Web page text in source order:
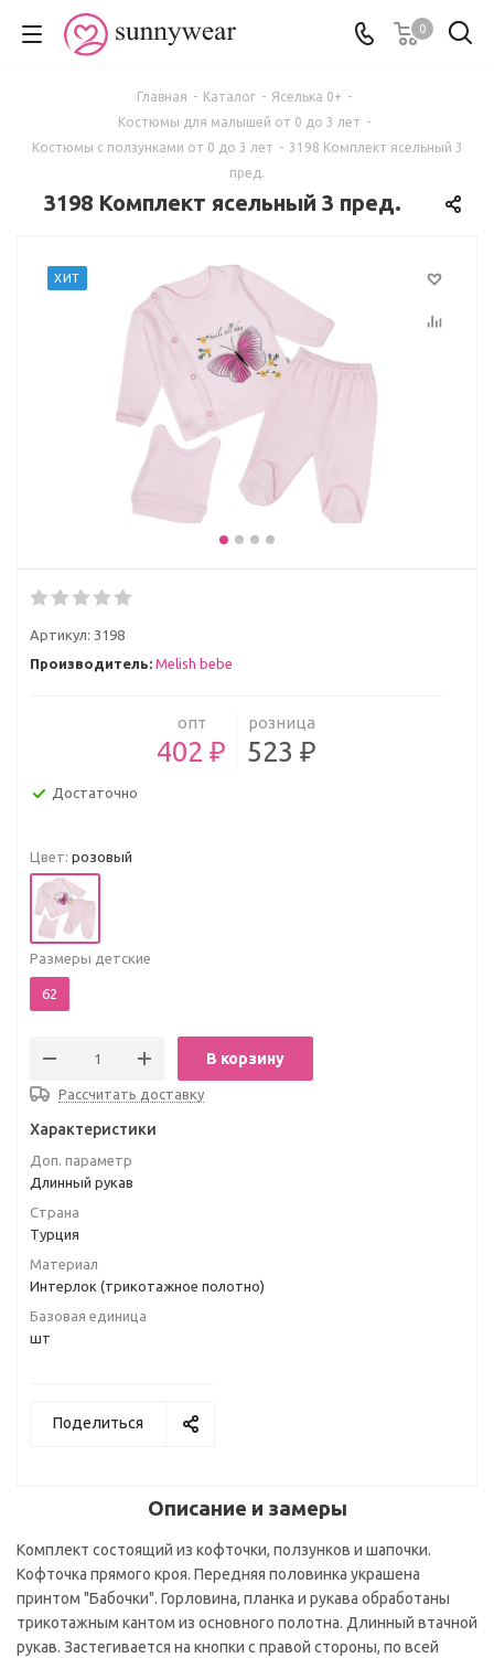
0
Главная - Каталог - Яселька 0+ -
Костюмы для малышей от 0 до 3 лет -
Костюмы с ползунками от 0 до 3 лет - 3198 Комплект ясельный 3
пред.
3198 Комплект ясельный 3 пред.
ХИТ
Артикул: 3198
Производитель: Melish bebe
опт
402 ₽
розница
523 ₽
Достаточно
Цвет: розовый
Размеры детские
62
В корзину
Рассчитать доставку
Характеристики
Доп. параметр
Длинный рукав
Страна
Турция
Материал
Интерлок (трикотажное полотно)
Базовая единица
шт
Поделиться
Описание и замеры
Комплект состоящий из кофточки, ползунков и шапочки.
Кофточка прямого кроя. Передняя половинка украшена
принтом "Бабочки". Горловина, планка и рукава обработаны
трикотажным кантом из основного полотна. Длинный втачной
рукав. Застегивается на кнопки с правой стороны, по всей